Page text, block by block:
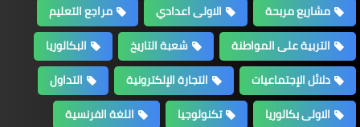
مشاريع مربحة
الاولى اعدادي
مراجع التعليم
التربية على المواطنة
شعبة التاريخ
البكالوريا
دلائل الإجتماعيات
التجارة الإلكترونية
التداول
الاولى بكالوريا
تكنولوجيا
اللغة الفرنسية